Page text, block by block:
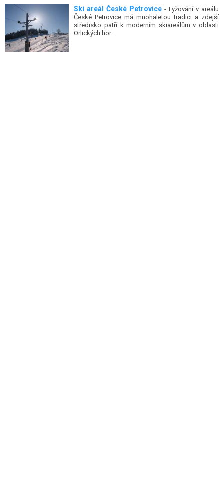
Ski areál České Petrovice - Lyžování v areálu
České Petrovice má mnohaletou tradici a zdejší
středisko patří k moderním skiareálům v oblasti
Orlických hor.